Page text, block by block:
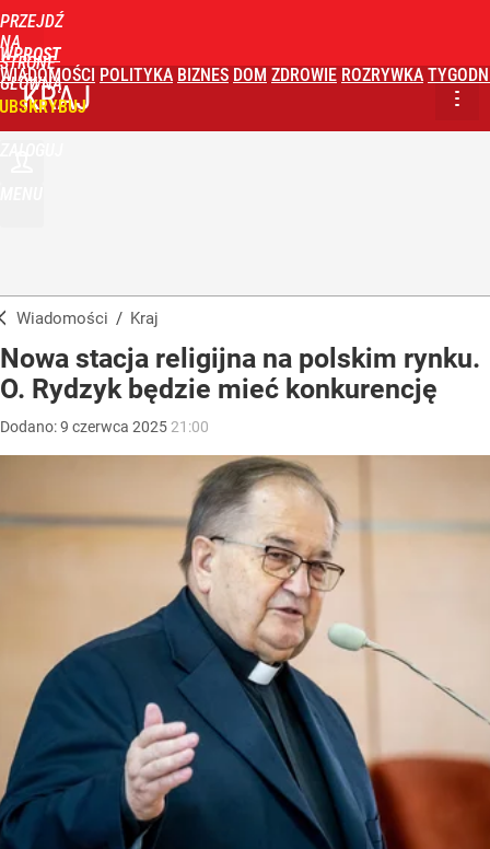
PRZEJDŹ
NA
STRONĘ
GŁÓWNĄ
WPROST
WIADOMOŚCI POLITYKA BIZNES DOM ZDROWIE ROZRYWKA
KRAJ
Wiadomości / Kraj
Nowa stacja religijna na polskim rynku.
O. Rydzyk będzie mieć konkurencję
Dodano:9 czerwca 2025 21:00